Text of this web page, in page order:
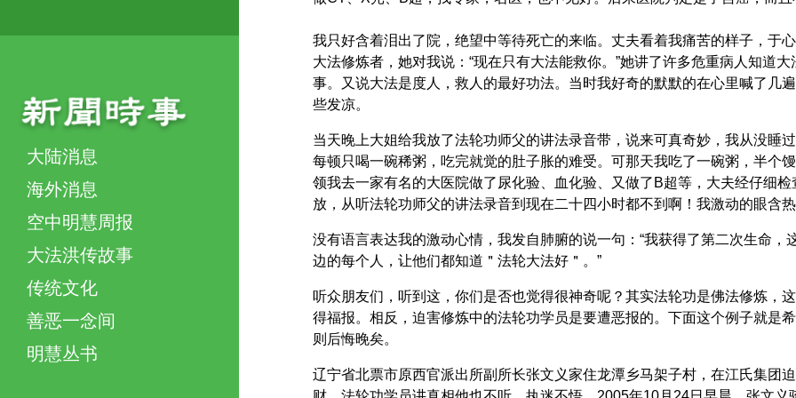
大陆消息
海外消息
空中明慧周报
大法洪传故事
传统文化
善恶一念间
明慧丛书
我只好含着泪出了院，绝望中等待死亡的来临。丈夫看着我痛苦的样子，于
大法修炼者，她对我说：“现在只有大法能救你。”她讲了许多危重病人知道
事。又说大法是度人，救人的最好功法。当时我好奇的默默的在心里喊了几
些发凉。
当天晚上大姐给我放了法轮功师父的讲法录音带，说来可真奇妙，我从没睡
每顿只喝一碗稀粥，吃完就觉的肚子胀的难受。可那天我吃了一碗粥，半个
领我去一家有名的大医院做了尿化验、血化验、又做了B超等，大夫经仔细
放，从听法轮功师父的讲法录音到现在二十四小时都不到啊！我激动的眼含
没有语言表达我的激动心情，我发自肺腑的说一句：“我获得了第二次生命
边的每个人，让他们都知道＂法轮大法好＂。”
听众朋友们，听到这，你们是否也觉得很神奇呢？其实法轮功是佛法修炼，
得福报。相反，迫害修炼中的法轮功学员是要遭恶报的。下面这个例子就是
则后悔晚矣。
辽宁省北票市原西官派出所副所长张文义家住龙潭乡马架子村，在江氏集团